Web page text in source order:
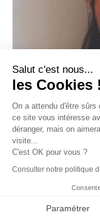
DONIA
ASSISTANTE DE
OFFICE MANAGER,
Expérience15
Salut c'est nous...
les Cookies !
On a attendu d'être sûrs
ce site vous intéresse
déranger, mais on
visite...
C'est OK pour vous ?
Consulter notre politique
Paramétrer